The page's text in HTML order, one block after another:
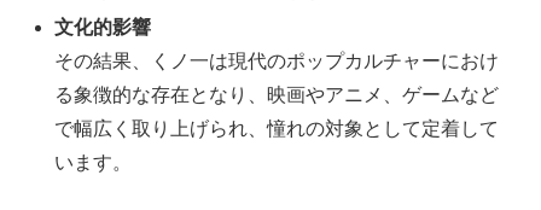
文化的影響
その結果、くノ一は現代のポップカルチャーにおけ
る象徴的な存在となり、映画やアニメ、ゲームなど
で幅広く取り上げられ、憧れの対象として定着して
います。